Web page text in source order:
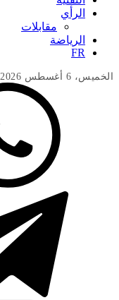
الرأي
مقابلات
الرياضة
FR
الخميس، 6 أغسطس 2026